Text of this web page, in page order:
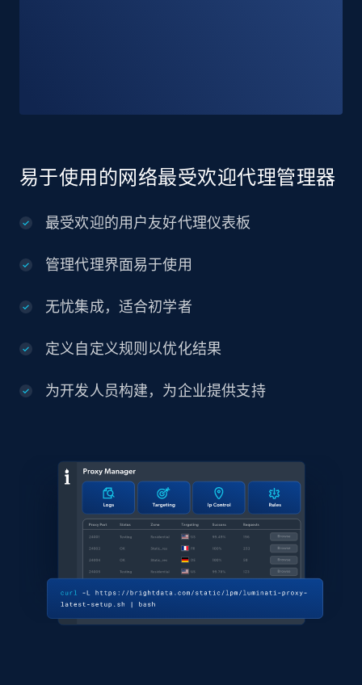
易于使用的网络最受欢迎代理管理器
最受欢迎的用户友好代理仪表板
管理代理界面易于使用
无忧集成，适合初学者
定义自定义规则以优化结果
为开发人员构建，为企业提供支持